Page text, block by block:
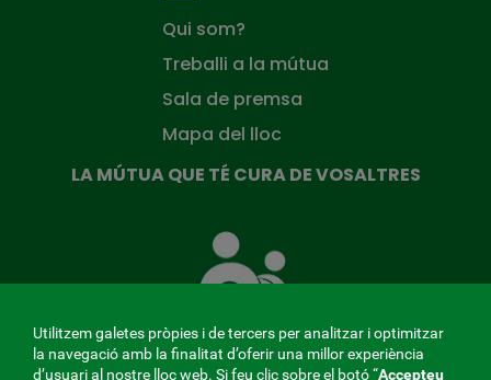
Qui som?
Treballi a la mútua
Sala de premsa
Mapa del lloc
LA MÚTUA QUE TÉ CURA DE VOSALTRES
Mútua
que
de
tu
Utilitzem galetes pròpies i de tercers per analitzar i optimitzar
la navegació amb la finalitat d’oferir una millor experiència
d’usuari al nostre lloc web. Si feu clic sobre el botó “Accepteu